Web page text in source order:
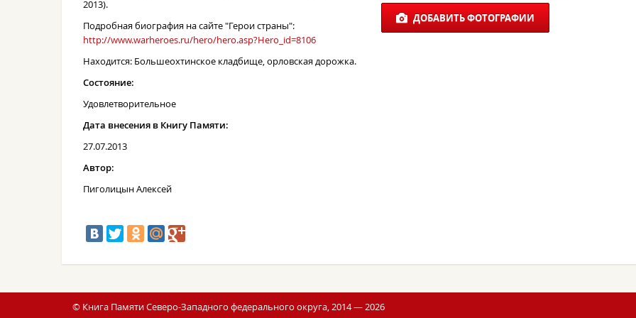
2013).
Подробная биография на сайте "Герои страны":
http://www.warheroes.ru/hero/hero.asp?Hero_id=8106
Находится: Большеохтинское кладбище, орловская дорожка.
Состояние:
Удовлетворительное
Дата внесения в Книгу Памяти:
27.07.2013
Автор:
Пиголицын Алексей
ДОБАВИТЬ ФОТОГРАФИИ
© Книга Памяти Северо-Западного федерального округа, 2014 — 2026